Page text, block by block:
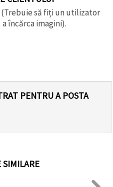
să fiți un utilizator
încărca imagini).
PENTRU A POSTA
SIMILARE